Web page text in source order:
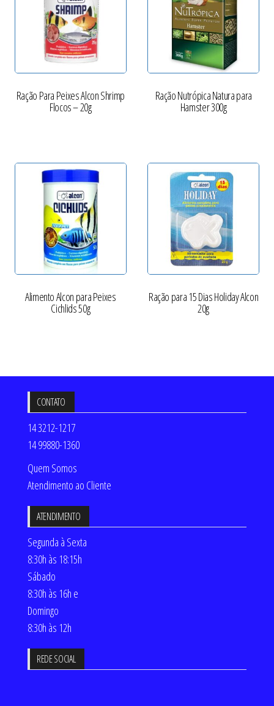
Ração Para Peixes Alcon Shrimp
Flocos – 20g
Ração Nutrópica Natura para
Hamster 300g
Alimento Alcon para Peixes
Cichlids 50g
Ração para 15 Dias Holiday Alcon
20g
CONTATO
14 3212-1217
14 99880-1360
Quem Somos
Atendimento ao Cliente
ATENDIMENTO
Segunda à Sexta
8:30h às 18:15h
Sábado
8:30h às 16h e
Domingo
8:30h às 12h
REDE SOCIAL